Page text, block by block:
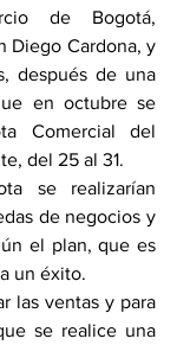
de Bogotá,
Diego Cardona, y
después de una
en octubre se
Comercial del
del 25 al 31.
se realizarían
de negocios y
el plan, que es
un éxito.
las ventas y para
se realice una